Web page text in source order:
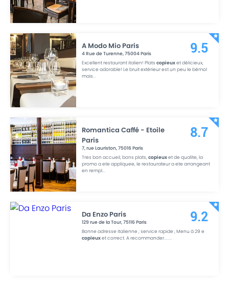
A Modo Mio Paris
4 Rue de Turenne,75004Paris
Excellent restaurant italien! Platscopieuxet délicieux,
service adorable! Le bruit extérieur est un peu le bémol
mais...
9.5
Romantica Caffé - Etoile
Paris
7, rue Lauriston,75016Paris
Tres bon accueil, bons plats,copieuxet de qualite, la
promo a ete appliquee, le restaurateur a ete arrangeant
en rempl...
8.7
Da Enzo Paris
129 rue de la Tour,75116Paris
Bonne adresse italienne ; service rapide ; Menu à 29 e
copieuxet correct. A recommander........
9.2